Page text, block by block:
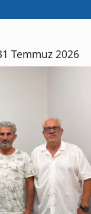
Temmuz 2026